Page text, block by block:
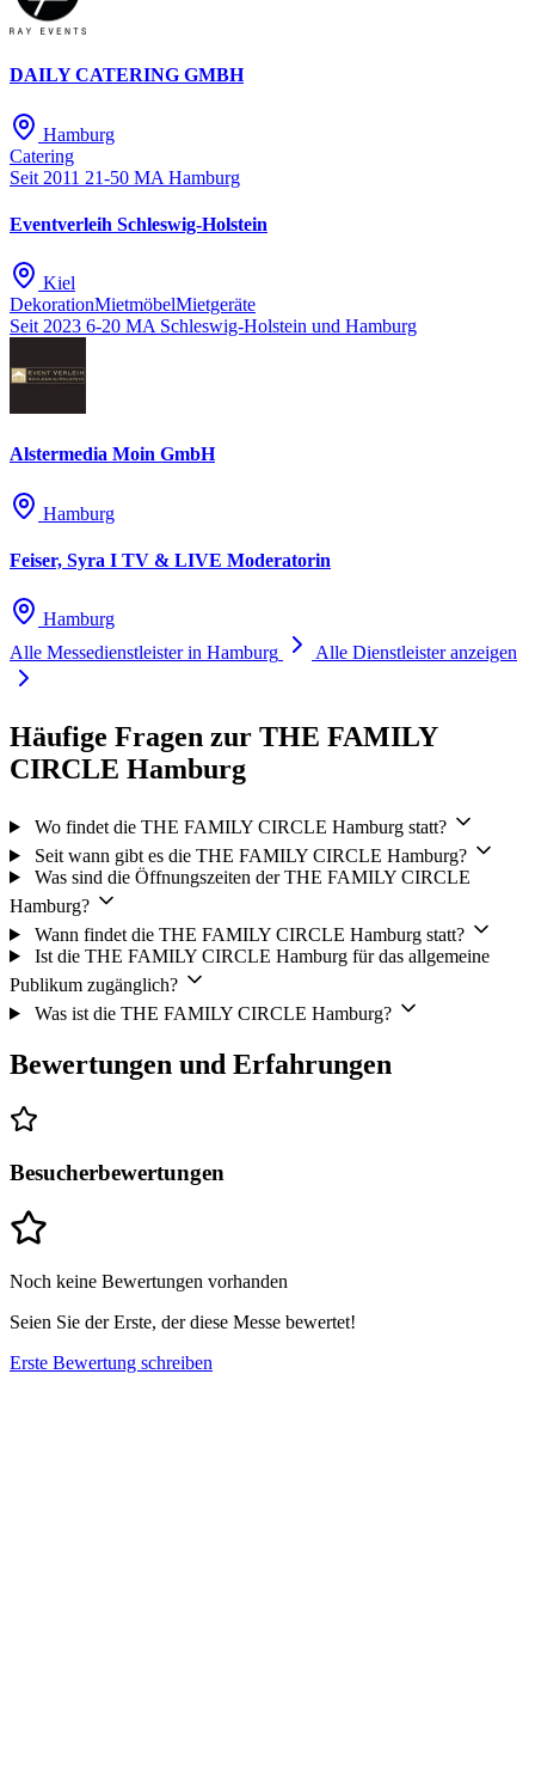
bis zu 22kW laden.
DAILY CATERING GMBH
Hamburg
Catering
Seit 2011 21-50 MA Hamburg
Eventverleih Schleswig-Holstein
Kiel
DekorationMietmöbelMietgeräte
Seit 2023 6-20 MA Schleswig-Holstein und Hamburg
Alstermedia Moin GmbH
Hamburg
Feiser, Syra I TV & LIVE Moderatorin
Hamburg
Alle Messedienstleister in Hamburg
Alle Dienstleister anzeigen
Häufige Fragen zur THE FAMILY
CIRCLE Hamburg
Wo findet die THE FAMILY CIRCLE Hamburg statt?
Seit wann gibt es die THE FAMILY CIRCLE Hamburg?
Was sind die Öffnungszeiten der THE FAMILY CIRCLE
Hamburg?
Wann findet die THE FAMILY CIRCLE Hamburg statt?
Ist die THE FAMILY CIRCLE Hamburg für das allgemeine
Publikum zugänglich?
Was ist die THE FAMILY CIRCLE Hamburg?
Bewertungen und Erfahrungen
Besucherbewertungen
Noch keine Bewertungen vorhanden
Seien Sie der Erste, der diese Messe bewertet!
Erste Bewertung schreiben